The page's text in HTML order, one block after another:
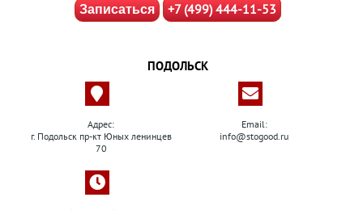
Записаться +7 (499) 444-11-53
ПОДОЛЬСК
Адрес:
г. Подольск пр-кт Юных ленинцев
70
Email:
info@stogood.ru